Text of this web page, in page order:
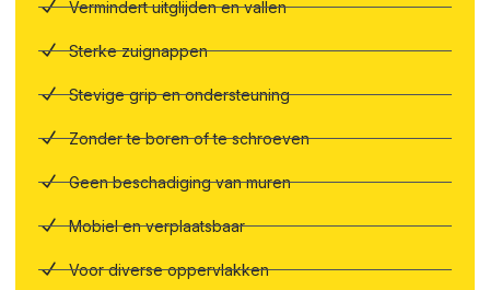
Vermindert uitglijden en vallen
Sterke zuignappen
Stevige grip en ondersteuning
Zonder te boren of te schroeven
Geen beschadiging van muren
Mobiel en verplaatsbaar
Voor diverse oppervlakken